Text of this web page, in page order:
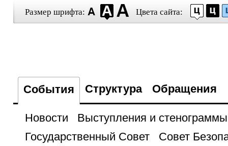
Размер шрифта: Цвета сайта:
События Структура Обращения
Новости
Выступления и стенограммы
Государственный Совет
Совет